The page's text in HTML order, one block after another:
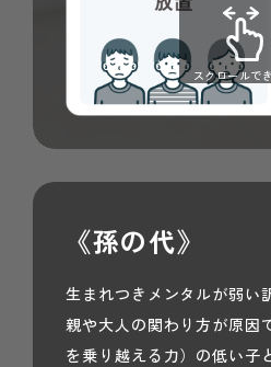
スクロールで
《孫の代》
生まれつきメンタルが弱い
親や大人の関わり方が原因
を乗り越える力）の低い子